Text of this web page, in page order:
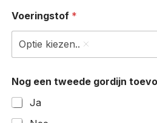
l
n
s
Voeringstof *
Optie kiezen..
Nog een tweede gordijn
Ja